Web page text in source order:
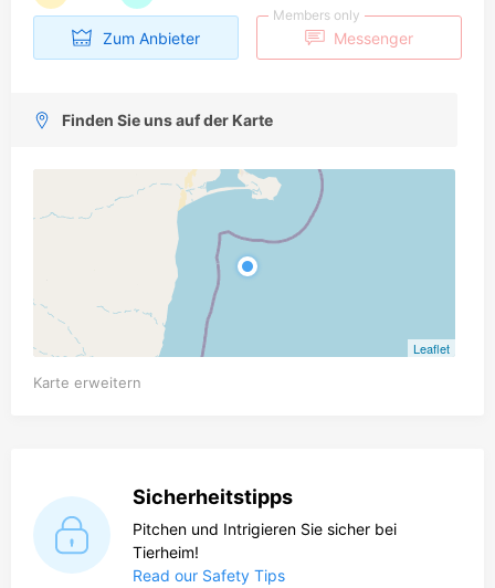
Zum Anbieter
Members only
Messenger
Finden Sie uns auf der Karte
Leaflet
Karte erweitern
Sicherheitstipps
Pitchen und Intrigieren Sie sicher bei
Tierheim!
Read our Safety Tips